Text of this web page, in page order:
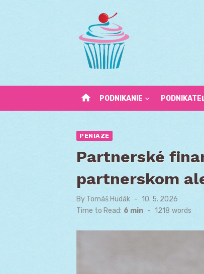
home PODNIKANIE
PENIAZE
Partnerské
partnerskom
By Tomáš Hudák
Posted
on
10. 5. 2026
Time to Read: 6 min - 1218 words